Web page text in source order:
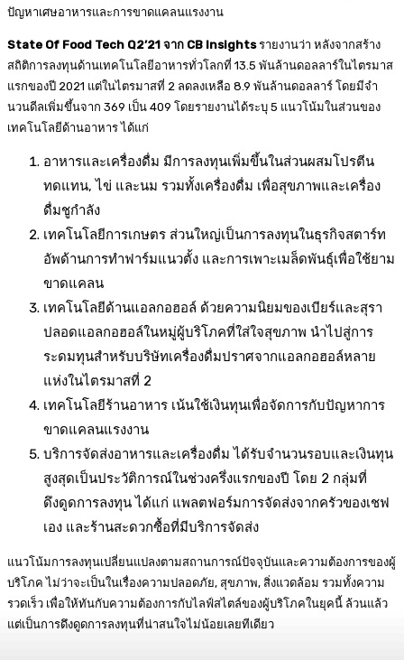
ปัญหาเศษอาหารและการขาดแคลนแรงงาน
State Of Food Tech Q2’21 จาก CB Insightsรายงานว่า หลังจากสร้าง
สถิติการลงทุนด้านเทคโนโลยีอาหารทั่วโลกที่ 13.5 พันล้านดอลลาร์ในไตรมาส
แรกของปี 2021 แต่ในไตรมาสที่ 2 ลดลงเหลือ 8.9 พันล้านดอลลาร์ โดยมีจำ
นวนดีลเพิ่มขึ้นจาก 369 เป็น 409 โดยรายงานได้ระบุ 5 แนวโน้มในส่วนของ
เทคโนโลยีด้านอาหาร ได้แก่
อาหารและเครื่องดื่ม มีการลงทุนเพิ่มขึ้นในส่วนผสมโปรตีน
ทดแทน, ไข่ และนม รวมทั้งเครื่องดื่ม เพื่อสุขภาพและเครื่อง
ดื่มชูกำลัง
เทคโนโลยีการเกษตร ส่วนใหญ่เป็นการลงทุนในธุรกิจสตาร์ท
อัพด้านการทำฟาร์มแนวตั้ง และการเพาะเมล็ดพันธุ์เพื่อใช้ยาม
ขาดแคลน
เทคโนโลยีด้านแอลกอฮอล์ ด้วยความนิยมของเบียร์และสุรา
ปลอดแอลกอฮอล์ในหมู่ผู้บริโภคที่ใส่ใจสุขภาพ นำไปสู่การ
ระดมทุนสำหรับบริษัทเครื่องดื่มปราศจากแอลกอฮอล์หลาย
แห่งในไตรมาสที่ 2
เทคโนโลยีร้านอาหาร เน้นใช้เงินทุนเพื่อจัดการกับปัญหาการ
ขาดแคลนแรงงาน
บริการจัดส่งอาหารและเครื่องดื่ม ได้รับจำนวนรอบและเงินทุน
สูงสุดเป็นประวัติการณ์ในช่วงครึ่งแรกของปี โดย 2 กลุ่มที่
ดึงดูดการลงทุน ได้แก่ แพลตฟอร์มการจัดส่งจากครัวของเชฟ
เอง และร้านสะดวกซื้อที่มีบริการจัดส่ง
แนวโน้มการลงทุนเปลี่ยนแปลงตามสถานการณ์ปัจจุบันและความต้องการของผู้
บริโภค ไม่ว่าจะเป็นในเรื่องความปลอดภัย, สุขภาพ, สิ่งแวดล้อม รวมทั้งความ
รวดเร็ว เพื่อให้ทันกับความต้องการกับไลฟ์สไตล์ของผู้บริโภคในยุคนี้ ล้วนแล้ว
แต่เป็นการดึงดูดการลงทุนที่น่าสนใจไม่น้อยเลยทีเดียว